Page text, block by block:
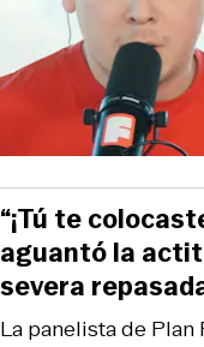
La panelista de
“¡Tú te
aguantó la
severa